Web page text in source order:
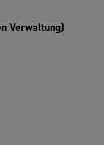
Verwaltung)